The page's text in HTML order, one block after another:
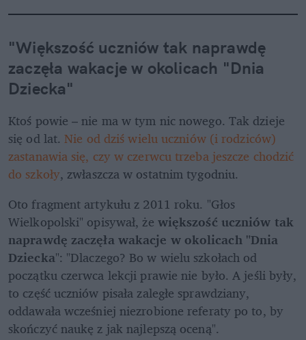
"Większość uczniów tak naprawdę
zaczęła wakacje w okolicach "Dnia
Dziecka"
Ktoś powie – nie ma w tym nic nowego. Tak dzieje
się od lat. Nie od dziś wielu uczniów (i rodziców)
zastanawia się, czy w czerwcu trzeba jeszcze chodzić
do szkoły, zwłaszcza w ostatnim tygodniu.
Oto fragment artykułu z 2011 roku. "Głos
Wielkopolski" opisywał, że większość uczniów tak
naprawdę zaczęła wakacje w okolicach "Dnia
Dziecka": "Dlaczego? Bo w wielu szkołach od
początku czerwca lekcji prawie nie było. A jeśli były,
to część uczniów pisała zaległe sprawdziany,
oddawała wcześniej niezrobione referaty po to, by
skończyć naukę z jak najlepszą oceną".